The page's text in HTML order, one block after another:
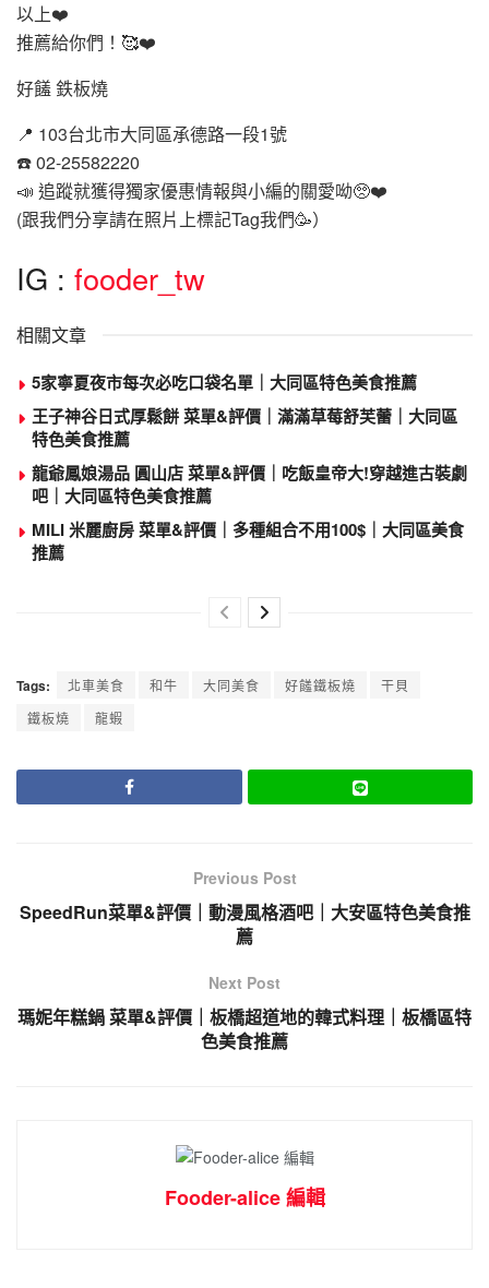
以上❤️
推薦給你們！🥰❤️
好饈 鉄板燒
📍 103台北市大同區承德路一段1號
☎️ 02-25582220
📣 追蹤就獲得獨家優惠情報與小編的關愛呦🥺❤️
(跟我們分享請在照片上標記Tag我們🥳）
IG : fooder_tw
相關文章
5家寧夏夜市每次必吃口袋名單｜大同區特色美食推薦
王子神谷日式厚鬆餅 菜單&評價｜滿滿草莓舒芙蕾｜大同區
特色美食推薦
龍爺鳳娘湯品 圓山店 菜單&評價｜吃飯皇帝大!穿越進古裝劇
吧｜大同區特色美食推薦
MILI 米麗廚房 菜單&評價｜多種組合不用100$｜大同區美食
推薦
Tags: 北車美食 和牛 大同美食 好饈鐵板燒
干貝
鐵板燒
龍蝦
Previous Post
SpeedRun菜單&評價｜動漫風格酒吧｜大安區特色美食推
薦
Next Post
瑪妮年糕鍋 菜單&評價｜板橋超道地的韓式料理｜板橋區特
色美食推薦
Fooder-alice 編輯